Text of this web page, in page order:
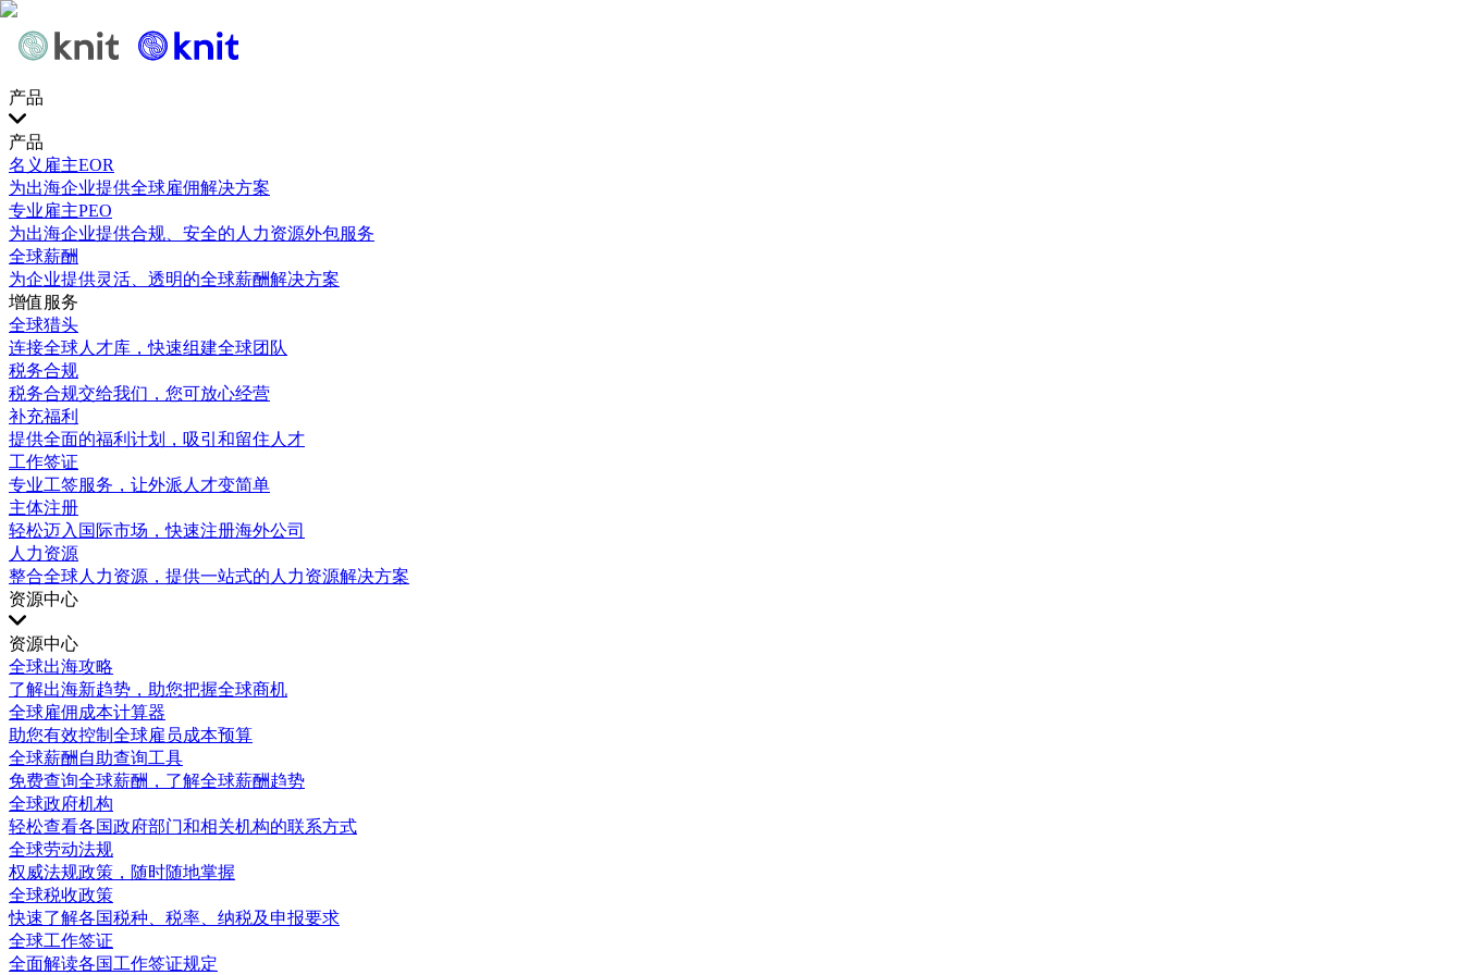
产品
产品
名义雇主EOR
为出海企业提供全球雇佣解决方案
专业雇主PEO
为出海企业提供合规、安全的人力资源外包服务
全球薪酬
为企业提供灵活、透明的全球薪酬解决方案
增值服务
全球猎头
连接全球人才库，快速组建全球团队
税务合规
税务合规交给我们，您可放心经营
补充福利
提供全面的福利计划，吸引和留住人才
工作签证
专业工签服务，让外派人才变简单
主体注册
轻松迈入国际市场，快速注册海外公司
人力资源
整合全球人力资源，提供一站式的人力资源解决方案
资源中心
资源中心
全球出海攻略
了解出海新趋势，助您把握全球商机
全球雇佣成本计算器
助您有效控制全球雇员成本预算
全球薪酬自助查询工具
免费查询全球薪酬，了解全球薪酬趋势
全球政府机构
轻松查看各国政府部门和相关机构的联系方式
全球劳动法规
权威法规政策，随时随地掌握
全球税收政策
快速了解各国税种、税率、纳税及申报要求
全球工作签证
全面解读各国工作签证规定